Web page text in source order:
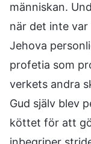
människan.
när det inte
Jehova
profetia som
verkets andra
Gud själv blev
köttet för att